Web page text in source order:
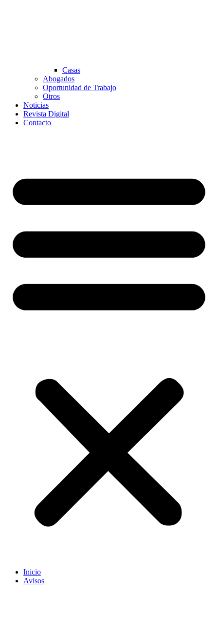
Casas
Abogados
Oportunidad de Trabajo
Otros
Noticias
Revista Digital
Contacto
Inicio
Avisos